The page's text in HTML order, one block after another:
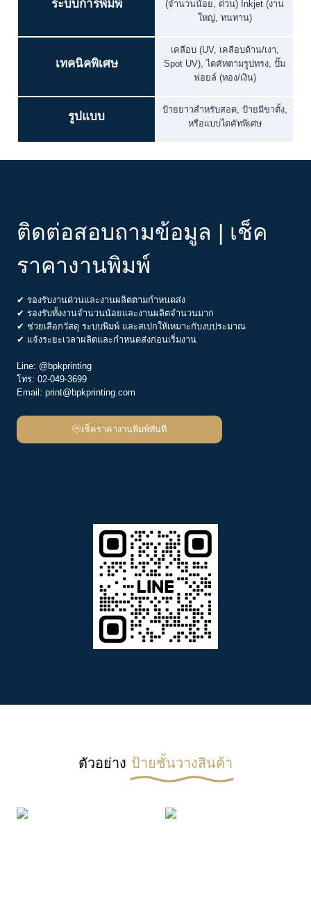
ระบบการพิมพ์
(จำนวนน้อย, ด่วน) Inkjet (งาน
ใหญ่, ทนทาน)
เทคนิคพิเศษ
เคลือบ (UV, เคลือบด้าน/เงา,
Spot UV), ไดคัทตามรูปทรง, ปั๊ม
ฟอยล์ (ทอง/เงิน)
รูปแบบ
ป้ายยาวสำหรับสอด, ป้ายมีขาตั้ง,
หรือแบบไดคัทพิเศษ
ติดต่อสอบถามข้อมูล | เช็ค
ราคางานพิมพ์
✔ รองรับงานด่วนและงานผลิตตามกำหนดส่ง
✔ รองรับทั้งงานจำนวนน้อยและงานผลิตจำนวนมาก
✔ ช่วยเลือกวัสดุ ระบบพิมพ์ และสเปกให้เหมาะกับงบประมาณ
✔ แจ้งระยะเวลาผลิตและกำหนดส่งก่อนเริ่มงาน
Line: @bpkprinting
โทร: 02-049-3699
Email: print@bpkprinting.com
เช็คราคางานพิมพ์ทันที
ตัวอย่าง ป้ายชั้นวางสินค้า